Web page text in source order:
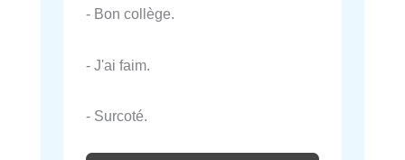
- Bon collège.
- J'ai faim.
- Surcoté.